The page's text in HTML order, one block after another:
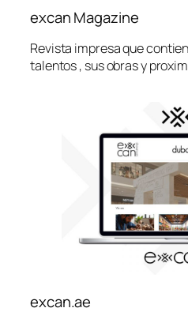
excan Magazine
Revista impresa que
talentos , sus obras y
excan.ae